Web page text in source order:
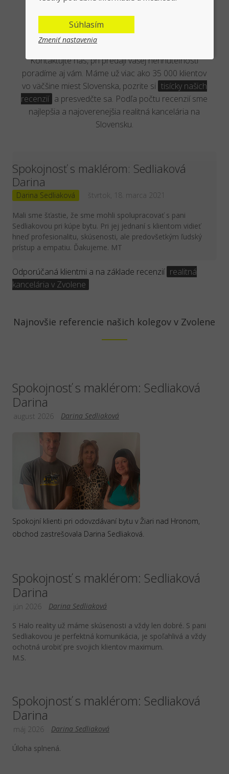
Overená kancelária reálnymi
klientmi
Kontaktujte nás, pri predaji vašej nehnuteľnosti
poradíme aj vám. Máme už viac ako 35 000 klientov
vo väčšine miest Slovenska, pozrite si tisícky našich
recenzií a presvedčte sa. Podľa počtu recenzií sme
najlepšia a najoverenejšia realitná kancelária na
Slovensku.
Spokojnosť s maklérom: Sedliaková
Darina
Darina Sedliaková štvrtok, 18. marca 2021
Mali sme šťastie, že sme mohli spolupracovať s pani
Sedliakovou pri kúpe bytu. Pri jej jednaní s klientom vidieť
hneď profesionalitu, skúsenosti, ale predovšetkým ľudský
prístup a empatiu. Ďakujeme. MT
Odporúčaná klientmi a na základe recenzií realitná
kancelária v Zvolene
Najnovšie referencie našich kolegov v Zvolene
Spokojnosť s maklérom: Sedliaková
Darina
Darina Sedliaková
august 2026
Spokojní klienti pri odovzdávaní bytu v Žiari nad Hronom,
obchod zastrešovala Darina Sedliaková.
Spokojnosť s maklérom: Sedliaková
Darina
Darina Sedliaková
jún 2026
S Halo reality už máme skúsenosti a vždy len dobré. S pani
Sedliakovou je perfektná komunikácia, je spoľahlivá a vždy
ochotná urobiť pre svojich klientov maximum.
M.S.
Spokojnosť s maklérom: Sedliaková
Darina
Darina Sedliaková
máj 2026
Úloha splnená.
Súhlasím
Zmeniť nastavenia